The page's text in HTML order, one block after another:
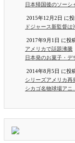
日本帰国後のソー
2015年12月2日 に
ドジャース新監督は
2017年9月1日 に投
アメリカで話題沸騰
日本発のお菓子・デ
2014年8月5日 に投
シリーズアメリカ再
シカゴ名物球場アニ...